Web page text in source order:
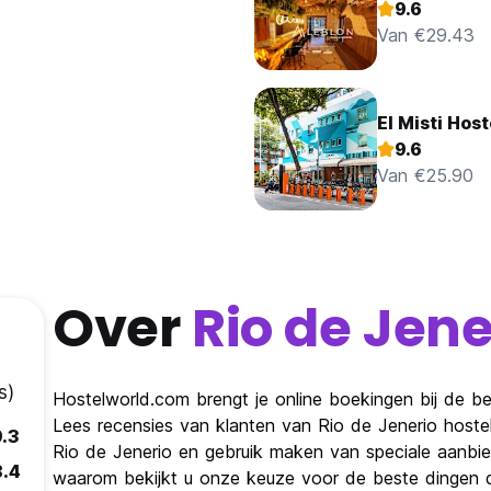
9.6
Van €29.43
El Misti
9.6
Van €25.90
OverRio de
Hostelworld.com brengt je online boekingen bij de
Lees recensies van klanten van Rio de Jenerio
Rio de Jenerio en gebruik maken van speciale
waarom bekijkt u onze keuze voor de beste